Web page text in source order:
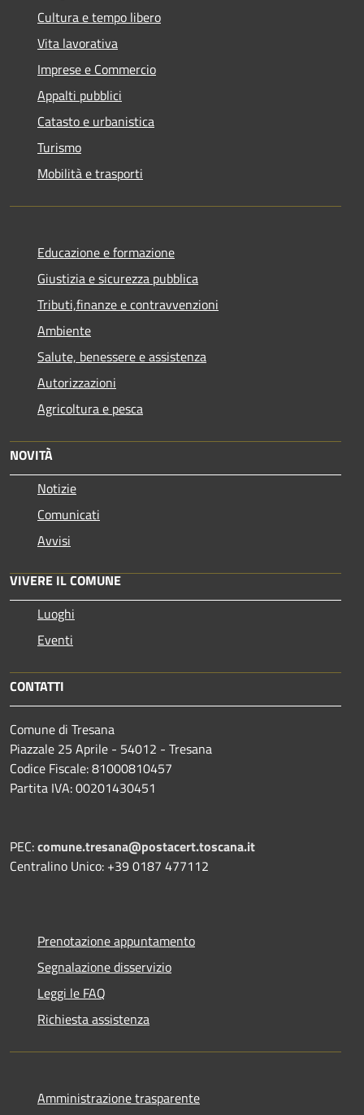
Cultura e tempo libero
Vita lavorativa
Imprese e Commercio
Appalti pubblici
Catasto e urbanistica
Turismo
Mobilità e trasporti
Educazione e formazione
Giustizia e sicurezza pubblica
Tributi,finanze e contravvenzioni
Ambiente
Salute, benessere e assistenza
Autorizzazioni
Agricoltura e pesca
NOVITÀ
Notizie
Comunicati
Avvisi
VIVERE IL COMUNE
Luoghi
Eventi
CONTATTI
Comune di Tresana
Piazzale 25 Aprile - 54012 - Tresana
Codice Fiscale: 81000810457
Partita IVA: 00201430451
PEC:comune.tresana@postacert.toscana.it
Centralino Unico: +39 0187 477112
Prenotazione appuntamento
Segnalazione disservizio
Leggi le FAQ
Richiesta assistenza
Amministrazione trasparente